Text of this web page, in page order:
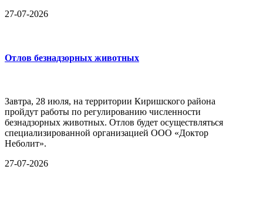
27-07-2026
Отлов безнадзорных животных
Завтра, 28 июля, на территории Киришского района
пройдут работы по регулированию численности
безнадзорных животных. Отлов будет осуществляться
специализированной организацией ООО «Доктор
Неболит».
27-07-2026